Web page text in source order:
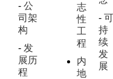
- 公
司架
构
- 发
展历
程
志
性
工
程
内
地
- 可
持
续
发
展